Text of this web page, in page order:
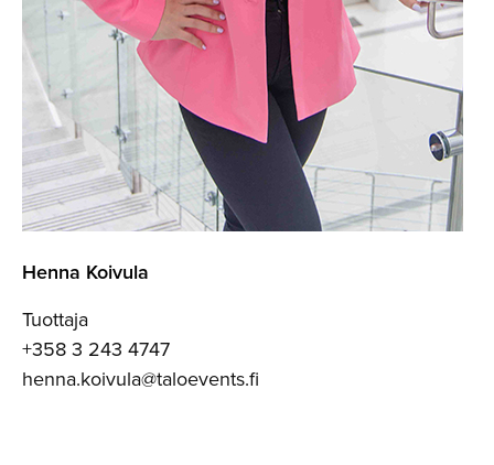
Henna Koivula
Tuottaja
+358 3 243 4747
henna.koivula@taloevents.fi